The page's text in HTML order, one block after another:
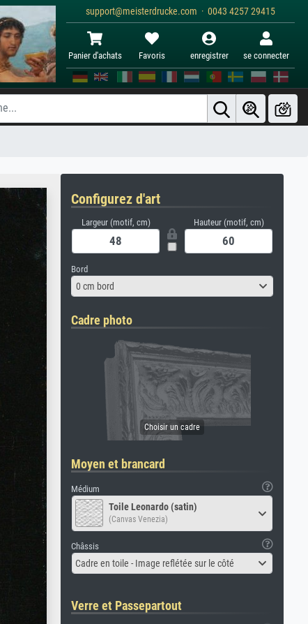
support@meisterdrucke.com · 0043 4257 29415
Panier d'achats Favoris enregistrer se connecter
Configurez d'art
Largeur (motif, cm) Hauteur (motif, cm)
Bord
0 cm bord
Cadre photo
Moyen et brancard
Médium
Toile Leonardo (satin)
(Canvas Venezia)
Châssis
Cadre en toile - Image reflétée sur le côté
Verre et Passepartout